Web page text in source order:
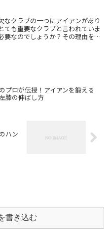
なクラブの一つにアイアンがあり
ても重要なクラブと言われていま
要なのでしょうか？その理由を今
プロが伝授！アイアンを鍛える
膝の伸ばし方
ハン
書き込む